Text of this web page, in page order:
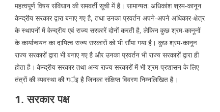
महत्वपूर्ण विषय संविधान की समवर्ती सूची में है। सामान्यत: अधिकांश श्रम-कानून
केन्द्रीय सरकार द्वारा बनाए गए है, तथा उनका प्रवर्तन अपने-अपने अधिकार-क्षेत्र
के स्थापनों में केन्द्रीय एवं राज्य सरकारें दोनों करती है, लेकिन कुछ श्रम-कानूनों
के कार्यान्वयन का दायित्व राज्य सरकारों को भी सौंपा गया है। कुछ श्रम-कानून
राज्य सरकारों द्वारा भी बनाए गए है और उनका प्रवर्तन भी राज्य सरकारों द्वारा ही
होता है। केन्द्रीय सरकार तथा अन्य राज्य सरकारों में भी श्रम-प्रशासन के लिए
तंत्रों की व्यवस्था की गर्इ है जिनका संक्षिप्त विवरण निम्नलिखित है।
1. सरकार पक्ष